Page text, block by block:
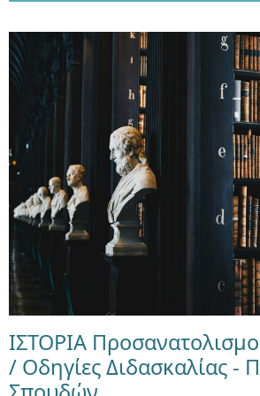
ΙΣΤΟΡΙΑ
/ Οδηγίες Διδασκαλίας -